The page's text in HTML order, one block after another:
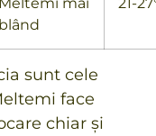
blând
sunt cele
face
chiar și